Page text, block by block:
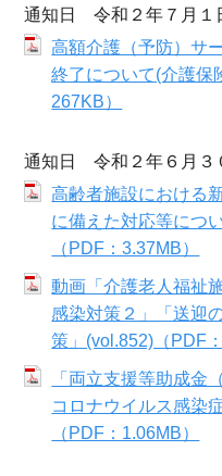
通知日 令和２年７月１
高額介護（予防）サ
終了について(介護保
267KB）
通知日 令和２年６月３
高齢者施設における
に備えた対応等につ
（PDF：3.37MB）
動画「介護老人福祉
感染対策２」「送迎
策」(vol.852)（PDF
「両立支援等助成
コロナウイルス感染
（PDF：1.06MB）